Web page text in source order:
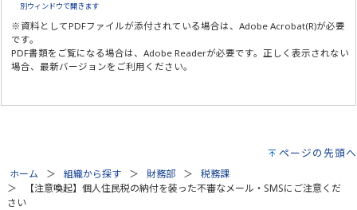
別ウィンドウで開きます
※資料としてPDFファイルが添付されている場合は、Adobe Acrobat(R)が必要
です。
PDF書類をご覧になる場合は、Adobe Readerが必要です。正しく表示されない
場合、最新バージョンをご利用ください。
ページの先頭へ
ホーム 組織から探す 財務部
税務課
【注意喚起】個人住民税の納付を装った不審なメール・SMSにご注意くだ
さい